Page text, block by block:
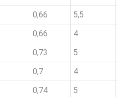
0,66 5,5
0,66 4
0,73 5
0,7 4
0,74 5